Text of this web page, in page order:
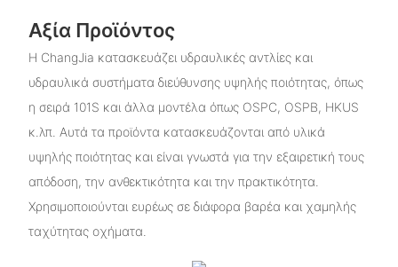
Αξία Προϊόντος
Η ChangJia κατασκευάζει υδραυλικές αντλίες και
υδραυλικά συστήματα διεύθυνσης υψηλής ποιότητας, όπως
η σειρά 101S και άλλα μοντέλα όπως OSPC, OSPB, HKUS
κ.λπ. Αυτά τα προϊόντα κατασκευάζονται από υλικά
υψηλής ποιότητας και είναι γνωστά για την εξαιρετική τους
απόδοση, την ανθεκτικότητα και την πρακτικότητα.
Χρησιμοποιούνται ευρέως σε διάφορα βαρέα και χαμηλής
ταχύτητας οχήματα.